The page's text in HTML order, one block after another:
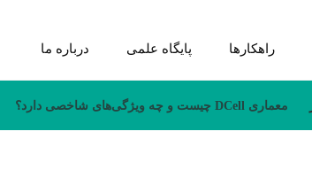
راهکارها پایگاه علمی درباره ما
معماری DCell چیست و چه ویژگی‌های شاخصی دارد؟